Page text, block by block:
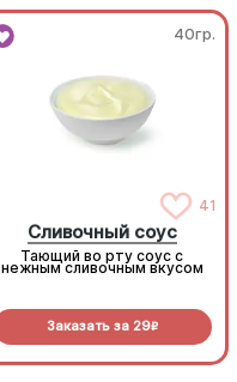
40гр.
41
Сливочный соус
Тающий во рту соус с
нежным сливочным вкусом
Заказать за 29R